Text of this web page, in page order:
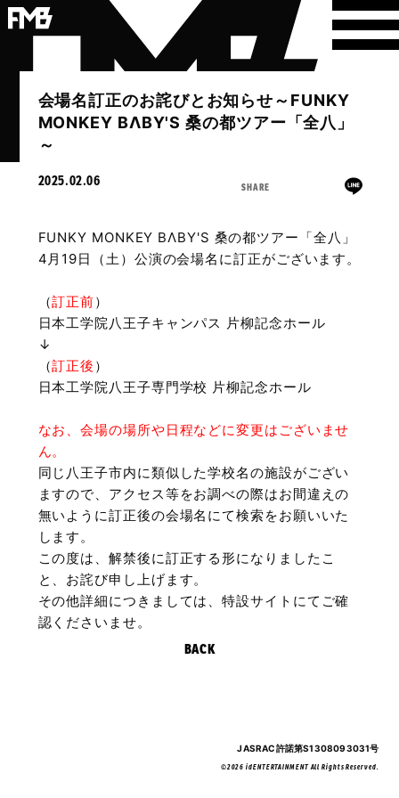
会場名訂正のお詫びとお知らせ～FUNKY
MONKEY BΛBY'S 桑の都ツアー「全八」
～
2025.02.06 SHARE
FUNKY MONKEY BΛBY'S 桑の都ツアー「全八」
4月19日（土）公演の会場名に訂正がございます。
（訂正前）
日本工学院八王子キャンパス 片柳記念ホール
↓
（訂正後 ）
日本工学院八王子専門学校 片柳記念ホール
なお、会場の場所や日程などに変更はございませ
ん。
同じ八王子市内に類似した学校名の施設がござい
ますので、アクセス等をお調べの際はお間違えの
無いように訂正後の会場名にて検索をお願いいた
します。
この度は、解禁後に訂正する形になりましたこ
と、お詫び申し上げます。
その他詳細につきましては、特設サイトにてご確
認くださいませ。
BACK
JASRAC許諾第S1308093031号
©2026 idENTERTAINMENT All Rights Reserved.